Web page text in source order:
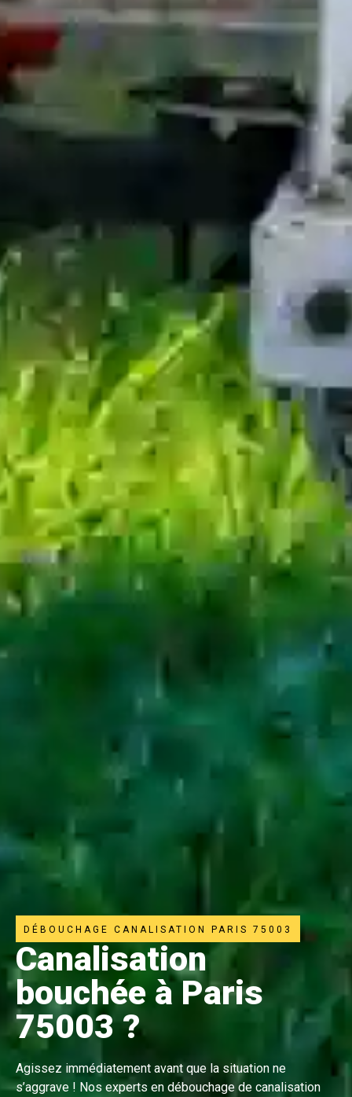
DÉBOUCHAGE CANALISATION PARIS 75003
Canalisation
bouchée à Paris
75003 ?
Agissez immédiatement avant que la situation ne
s’aggrave ! Nos experts en débouchage de canalisation